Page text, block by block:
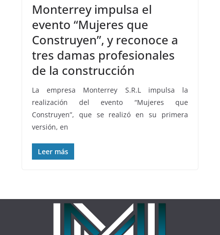
Monterrey impulsa el
evento “Mujeres que
Construyen”, y reconoce a
tres damas profesionales
de la construcción
La empresa Monterrey S.R.L impulsa la
realización del evento “Mujeres que
Construyen”, que se realizó en su primera
versión, en
Leer más